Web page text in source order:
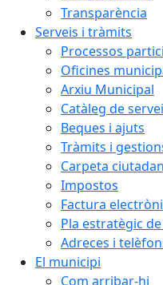
Transparència
Serveis i tràmits
Processos
Oficines
Arxiu Municipal
Catàleg de
Beques i ajuts
Tràmits i
Carpeta
Impostos
Factura
Pla estratègic
Adreces i
El municipi
Com arribar-hi